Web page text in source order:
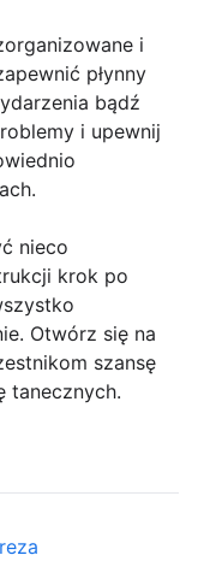
i
płynny
bądź
i upewnij
nieco
krok po
Otwórz się na
szansę
tanecznych.